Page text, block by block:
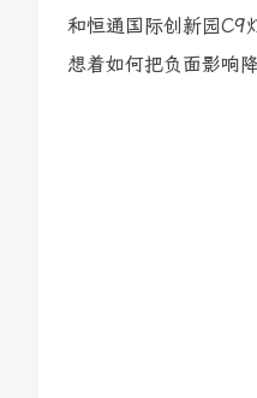
和恒通国际创新园C9
想着如何把负面影响